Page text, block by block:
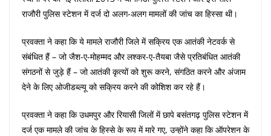
राजौरी पुलिस स्टेशन में दर्ज दो अलग-अलग मामलों की जांच का हिस्सा थी।
प्रवक्ता ने कहा कि ये मामले राजौरी जिले में सक्रिय एक आतंकी नेटवर्क से
संबंधित हैं – जो जैश-ए-मोहम्मद और लश्कर-ए-तैयबा जैसे प्रतिबंधित आतंकी
संगठनों से जुड़े हैं – जो आतंकी कृत्यों को शुरू करने, संगठित करने और अंजाम
देने के लिए ओजीडब्ल्यू को सक्रिय करने की कोशिश कर रहे हैं।
प्रवक्ता ने कहा कि उधमपुर और रियासी जिलों में छापे बसंतगढ़ पुलिस स्टेशन में
दर्ज एक मामले की जांच के हिस्से के रूप में मारे गए, उन्होंने कहा कि ऑपरेशन के